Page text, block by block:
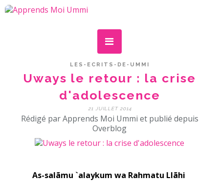
LES-ECRITS-DE-UMMI
Uways le retour : la crise
d'adolescence
21 JUILLET 2014
Rédigé par Apprends Moi Ummi et publié depuis
Overblog
As-salãmu `alaykum wa Rahmatu Llãhi